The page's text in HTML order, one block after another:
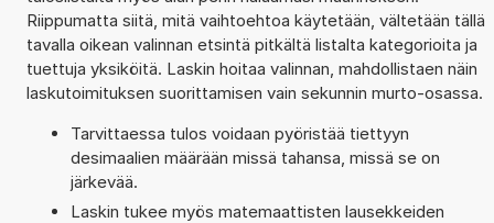
Riippumatta siitä, mitä vaihtoehtoa käytetään, vältetään tällä
tavalla oikean valinnan etsintä pitkältä listalta kategorioita ja
tuettuja yksiköitä. Laskin hoitaa valinnan, mahdollistaen näin
laskutoimituksen suorittamisen vain sekunnin murto-osassa.
Tarvittaessa tulos voidaan pyöristää tiettyyn
desimaalien määrään missä tahansa, missä se on
järkevää.
Laskin tukee myös matemaattisten lausekkeiden